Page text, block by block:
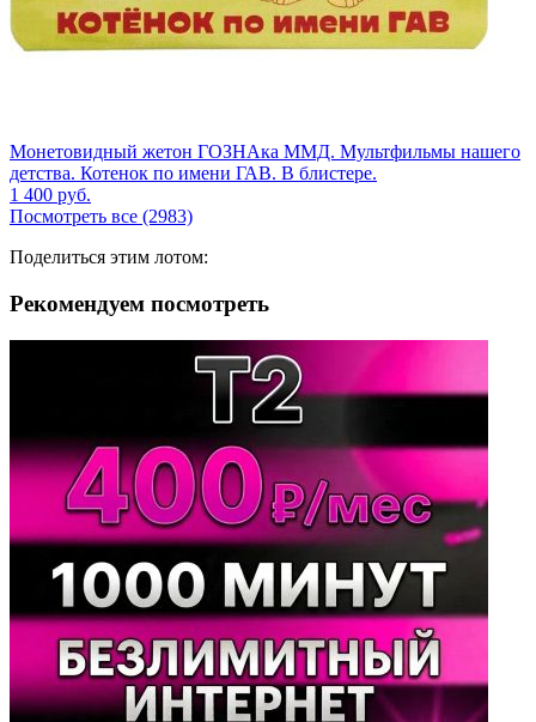
Монетовидный жетон ГОЗНАка ММД. Мультфильмы нашего
детства. Котенок по имени ГАВ. В блистере.
1 400 руб.
Посмотреть все (2983)
Поделиться этим лотом:
Рекомендуем посмотреть